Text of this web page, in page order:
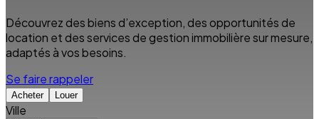
Découvrez des biens d’exception, des opportunités de
location et des services de gestion immobilière sur mesure,
adaptés à vos besoins.
Se faire rappeler
Acheter Louer
Ville